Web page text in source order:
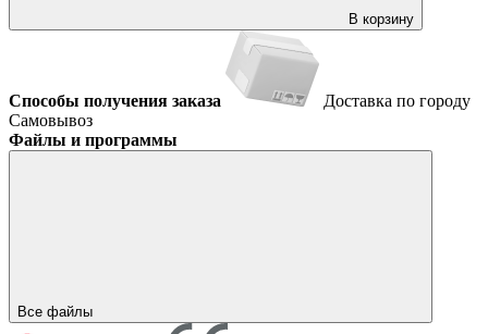
В корзину
Способы получения заказа
Доставка по городу
Самовывоз
Файлы и программы
Все файлы